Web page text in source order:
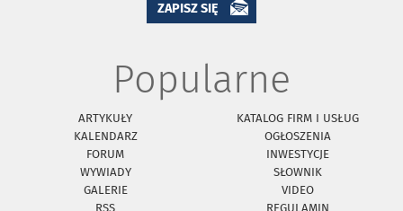
ZAPISZ SIĘ
Popularne
ARTYKUŁY
KATALOG FIRM I USŁUG
KALENDARZ
OGŁOSZENIA
FORUM
INWESTYCJE
WYWIADY
SŁOWNIK
GALERIE
VIDEO
RSS
REGULAMIN